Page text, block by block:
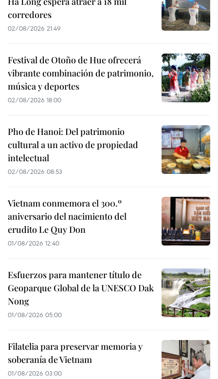
corredores
02/08/2026 21:49
Festival de Otoño de Hue ofrecerá
vibrante combinación de patrimonio,
música y deportes
02/08/2026 18:00
Pho de Hanoi: Del patrimonio
cultural a un activo de propiedad
intelectual
02/08/2026 08:53
Vietnam conmemora el 300.º
aniversario del nacimiento del
erudito Le Quy Don
01/08/2026 12:40
Esfuerzos para mantener título de
Geoparque Global de la UNESCO Dak
Nong
01/08/2026 05:00
Filatelia para preservar memoria y
soberanía de Vietnam
01/08/2026 03:00